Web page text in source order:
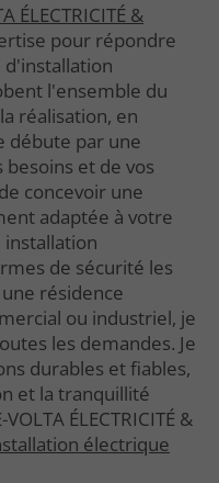
ÉLECTRICITÉ &
pour répondre
d'installation
l'ensemble du
réalisation, en
débute par une
et de vos
concevoir une
adaptée à votre
installation
de sécurité les
résidence
ou industriel, je
les demandes. Je
durables et fiables,
et la tranquillité
ÉLECTRICITÉ &
électrique